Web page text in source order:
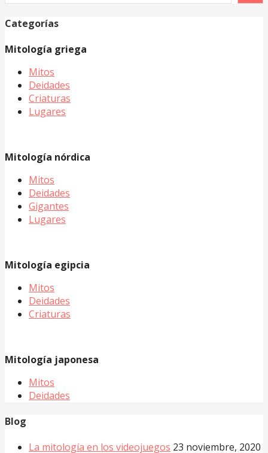
Categorías
Mitología griega
Mitos
Deidades
Criaturas
Lugares
Mitología nórdica
Mitos
Deidades
Gigantes
Lugares
Mitología egipcia
Mitos
Deidades
Criaturas
Mitología japonesa
Mitos
Deidades
Blog
La mitología en los videojuegos 23 noviembre, 2020